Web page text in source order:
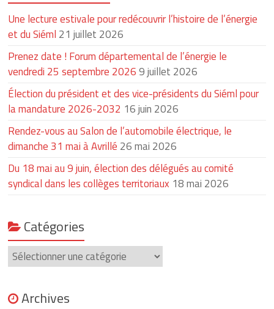
Une lecture estivale pour redécouvrir l’histoire de l’énergie
et du Siéml 21 juillet 2026
Prenez date ! Forum départemental de l’énergie le
vendredi 25 septembre 2026 9 juillet 2026
Élection du président et des vice-présidents du Siéml pour
la mandature 2026-2032 16 juin 2026
Rendez-vous au Salon de l’automobile électrique, le
dimanche 31 mai à Avrillé 26 mai 2026
Du 18 mai au 9 juin, élection des délégués au comité
syndical dans les collèges territoriaux 18 mai 2026
Catégories
Catégories
Archives